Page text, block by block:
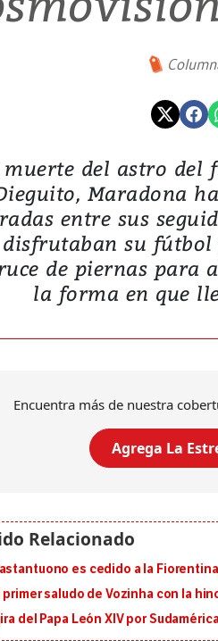
muerte del astro del
Maradona
entre sus
su fútbol
de piernas para
la forma en que
Encuentra más de nuestra
Agrega La
es cedido a la
saludo de Vozinha con la
del Papa León XIV por